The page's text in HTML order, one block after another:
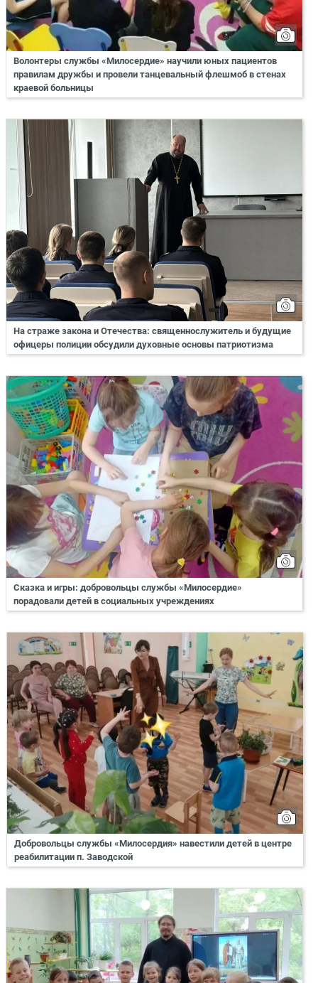
Волонтеры службы «Милосердие» научили юных пациентов
правилам дружбы и провели танцевальный флешмоб в стенах
краевой больницы
На страже закона и Отечества: священнослужитель и будущие
офицеры полиции обсудили духовные основы патриотизма
Сказка и игры: добровольцы службы «Милосердие»
порадовали детей в социальных учреждениях
Добровольцы службы «Милосердия» навестили детей в центре
реабилитации п. Заводской